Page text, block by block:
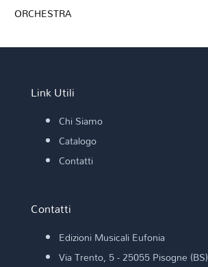
ORCHESTRA
Link Utili
Chi Siamo
Catalogo
Contatti
Contatti
Edizioni Musicali Eufonia
Via Trento, 5 - 25055 Pisogne (BS)